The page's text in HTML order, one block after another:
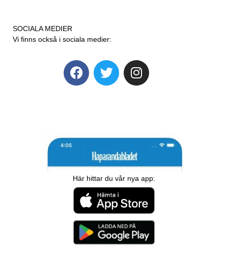
SOCIALA MEDIER
Vi finns också i sociala medier:
Här hittar du vår nya app: